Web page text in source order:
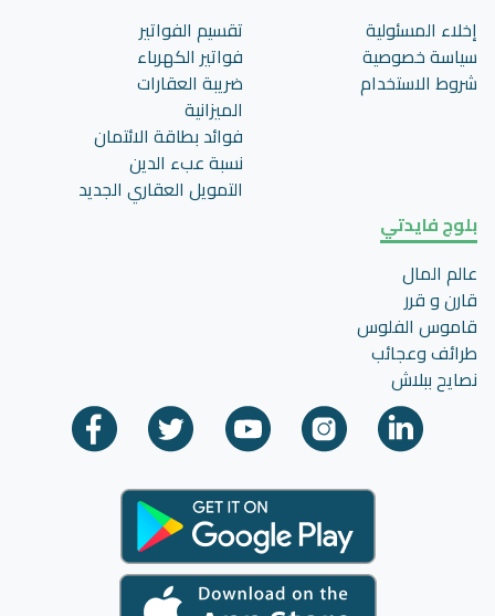
إخلاء المسئولية
سياسة خصوصية
شروط الاستخدام
تقسيم الفواتير
فواتير الكهرباء
ضريبة العقارات
الميزانية
فوائد بطاقة الائتمان
نسبة عبء الدين
التمويل العقاري الجديد
بلوج فايدتي
عالم المال
قارن و قرر
قاموس الفلوس
طرائف وعجائب
نصايح ببلاش